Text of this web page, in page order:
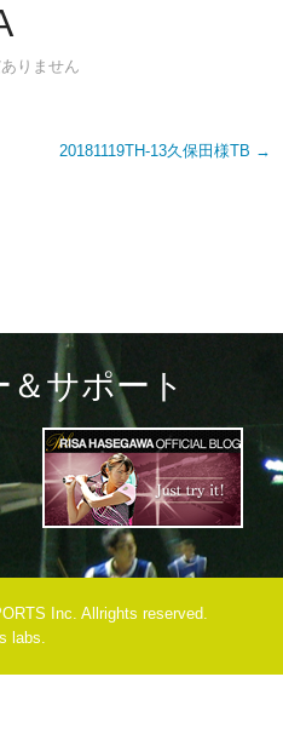
りません
20181119TH-13久保田様TB →
サポート
Inc. Allrights reserved.
labs.